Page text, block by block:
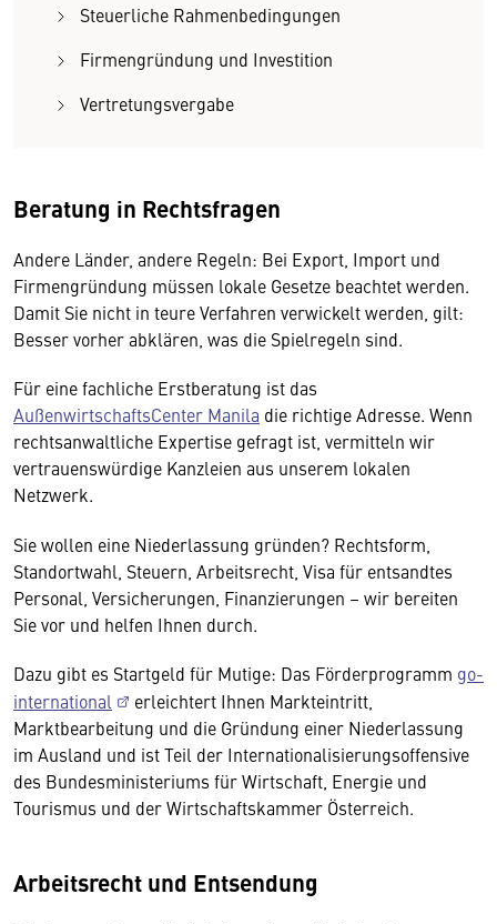
Steuerliche Rahmenbedingungen
Firmengründung und Investition
Vertretungsvergabe
Beratung in Rechtsfragen
Andere Länder, andere Regeln: Bei Export, Import und
Firmengründung müssen lokale Gesetze beachtet werden.
Damit Sie nicht in teure Verfahren verwickelt werden, gilt:
Besser vorher abklären, was die Spielregeln sind.
Für eine fachliche Erstberatung ist das
AußenwirtschaftsCenter Manila die richtige Adresse. Wenn
rechtsanwaltliche Expertise gefragt ist, vermitteln wir
vertrauenswürdige Kanzleien aus unserem lokalen
Netzwerk.
Sie wollen eine Niederlassung gründen? Rechtsform,
Standortwahl, Steuern, Arbeitsrecht, Visa für entsandtes
Personal, Versicherungen, Finanzierungen – wir bereiten
Sie vor und helfen Ihnen durch.
Dazu gibt es Startgeld für Mutige: Das Förderprogramm go-
international
erleichtert Ihnen Markteintritt,
Marktbearbeitung und die Gründung einer Niederlassung
im Ausland und ist Teil der Internationalisierungsoffensive
des Bundesministeriums für Wirtschaft, Energie und
Tourismus und der Wirtschaftskammer Österreich.
Arbeitsrecht und Entsendung